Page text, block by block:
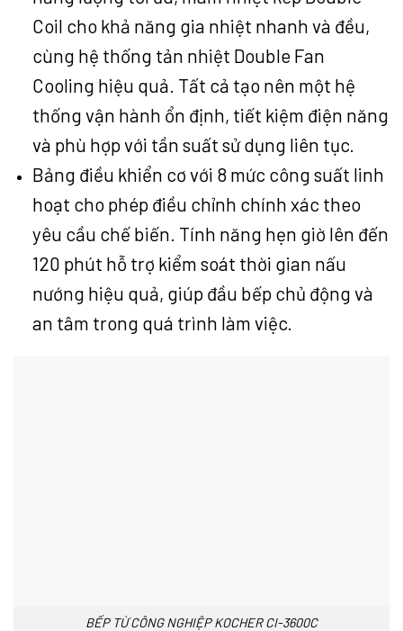
Coil cho khả năng gia nhiệt nhanh và đều,
cùng hệ thống tản nhiệt Double Fan
Cooling hiệu quả. Tất cả tạo nên một hệ
thống vận hành ổn định, tiết kiệm điện năng
và phù hợp với tần suất sử dụng liên tục.
Bảng điều khiển cơ với 8 mức công suất linh
hoạt cho phép điều chỉnh chính xác theo
yêu cầu chế biến. Tính năng hẹn giờ lên đến
120 phút hỗ trợ kiểm soát thời gian nấu
nướng hiệu quả, giúp đầu bếp chủ động và
an tâm trong quá trình làm việc.
BẾP TỪ CÔNG NGHIỆP KOCHER CI-3600C